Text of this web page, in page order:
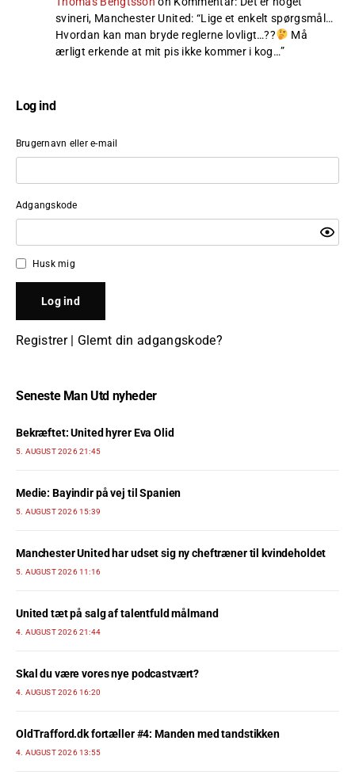
svineri, Manchester United: “Lige et enkelt spørgsmål…
Hvordan kan man bryde reglerne lovligt…??
Må
ærligt erkende at mit pis ikke kommer i kog…”
Log ind
Brugernavn eller e-mail
Adgangskode
Husk mig
Registrer| Glemt din adgangskode?
Seneste Man Utd nyheder
Bekræftet: United hyrer Eva Olid
5. AUGUST 2026 21:45
Medie: Bayindir på vej til Spanien
5. AUGUST 2026 15:39
Manchester United har udset sig ny cheftræner til kvindeholdet
5. AUGUST 2026 11:16
United tæt på salg af talentfuld målmand
4. AUGUST 2026 21:44
Skal du være vores nye podcastvært?
4. AUGUST 2026 16:20
OldTrafford.dk fortæller #4: Manden med tandstikken
4. AUGUST 2026 13:55